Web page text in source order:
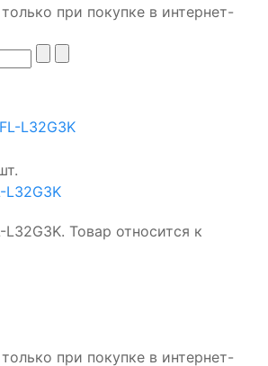
при покупке в интернет-
L32G3K
Товар относится к
при покупке в интернет-